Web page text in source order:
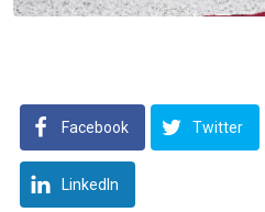
Facebook Twitter
LinkedIn